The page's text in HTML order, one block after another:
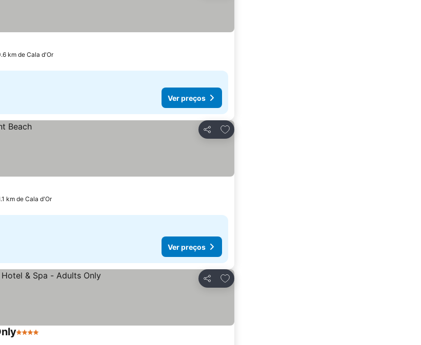
km de Cala d'Or
Ver preços
Partilhar
Adicionar aos favoritos
km de Cala d'Or
Ver preços
Partilhar
Adicionar aos favoritos
4 Estrelas